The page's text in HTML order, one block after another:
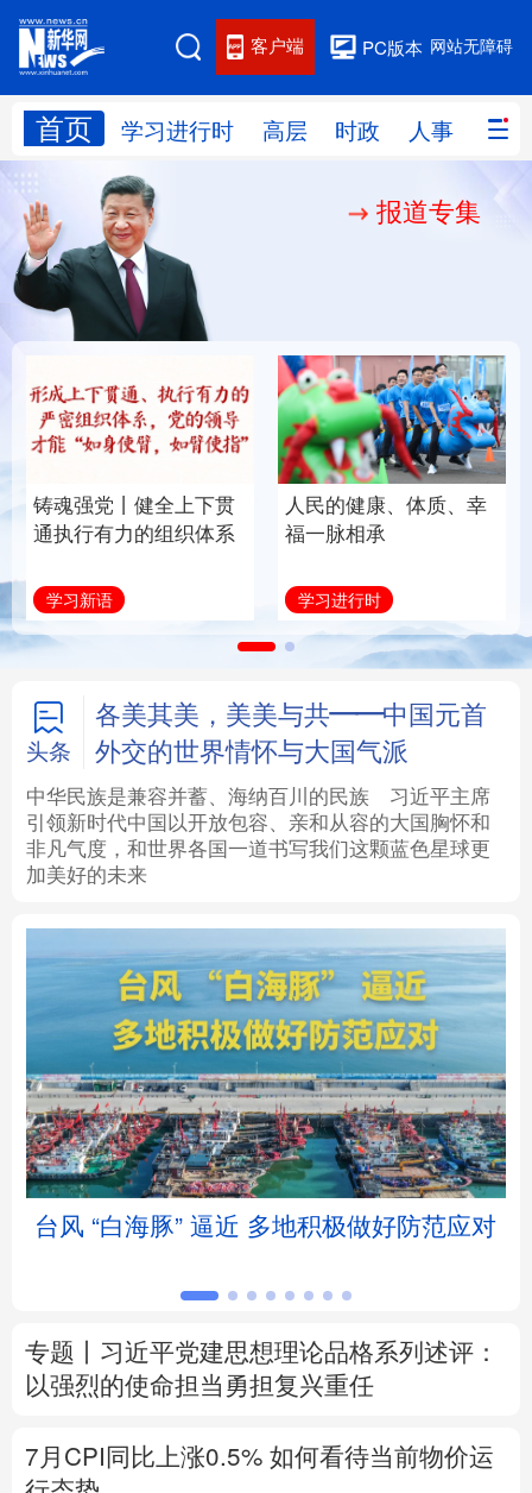
网站无障碍
PC版本
客户端
首页 学习进行时 高层 时政 人事 国际
网站地图
学习进行时 人事
国际 财经
思客智库
科技 科创 量子 体育
文化 书画 健康 军事
访谈 视频 图片 政务
信息化 数字经济
学术中国 乡村振兴 银龄 溯源中国
城市 旅游 能源
彩票 娱乐 时尚 悦读
公益
文化产业
北京 天津 河北 山西
辽宁 吉林 上海 江苏
浙江 安徽 福建 江西
河南 湖北
广东 广西 海南 重庆
陕西
报道专集
铸魂强党丨健全上下贯
通执行有力的组织体系
学习新语
人民的健康、体质、幸
福一脉相承
学习进行时
头条
各美其美，美美与共——中国元首
外交的世界情怀与大国气派
中华民族是兼容并蓄、海纳百川的民族
习近平主席
引领新时代中国以开放包容、亲和从容的大国胸怀和
非凡气度，和世界各国一道书写我们这颗蓝色星球更
加美好的未来
台风 “白海豚” 逼近 多地积极做好防范应对
专题丨 习近平党建思想理论品格系列述评：
以强烈的使命担当勇担复兴重任
7月CPI同比上涨0.5% 如何看待当前物价运